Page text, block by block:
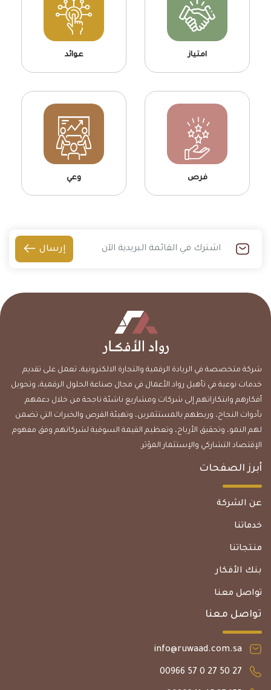
امتياز عوائد
فرص وعي
إرسال
شركة متخصصة في الريادة الرقمية والتجارة الالكترونية، تعمل على تقديم
خدمات نوعية في تأهيل رواد الأعمال في مجال صناعة الحلول الرقمية، وتحويل
أفكارهم وابتكاراتهم إلى شركات ومشاريع ناشئة ناجحة من خلال دعمهم
بأدوات النجاح، وربطهم بالمستثمرين، وتهيئة الفرص والخبرات التي تضمن
لهم النمو، وتحقيق الأرباح، وتعظيم القيمة السوقية لشركاتهم وفق مفهوم
الإقتصاد التشاركي والإستثمار المؤثر.
أبرز الصفحات
عن الشركة
خدماتنا
منتجاتنا
بنك الأفكار
تواصل معنا
تواصل معنا
info@ruwaad.com.sa